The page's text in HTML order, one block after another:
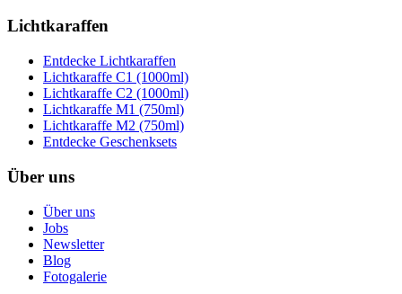
Lichtkaraffen
Entdecke Lichtkaraffen
Lichtkaraffe C1 (1000ml)
Lichtkaraffe C2 (1000ml)
Lichtkaraffe M1 (750ml)
Lichtkaraffe M2 (750ml)
Entdecke Geschenksets
Über uns
Über uns
Jobs
Newsletter
Blog
Fotogalerie